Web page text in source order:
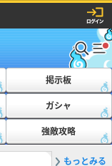
掲示板
ガシャ
強敵攻略
2最新の
もっとみる